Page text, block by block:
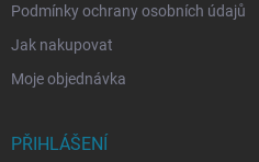
Podmínky ochrany osobních údajů
Jak nakupovat
Moje objednávka
PŘIHLÁŠENÍ